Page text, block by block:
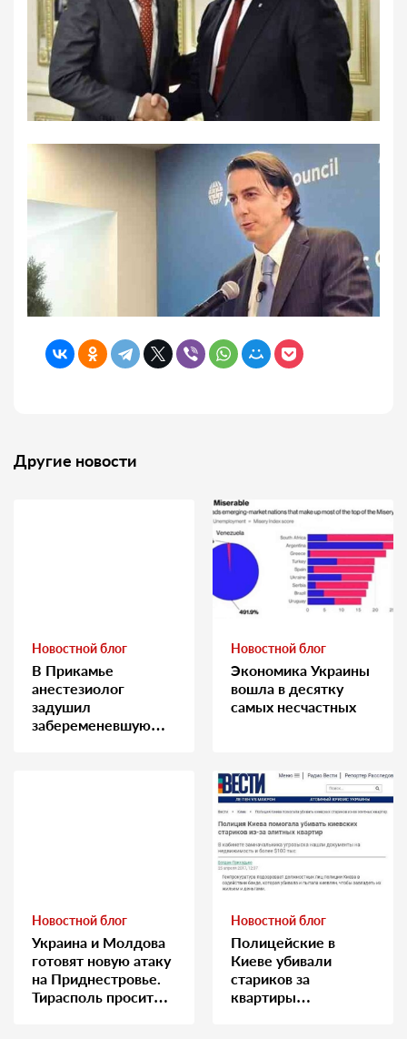
Другие новости
Новостной блог
В Прикамье
анестезиолог
задушил
забеременевшую
Новостной блог
Экономика Украины
вошла в десятку
самых несчастных
Новостной блог
Украина и Молдова
готовят новую атаку
на Приднестровье.
Тирасполь просит
Новостной блог
Полицейские в
Киеве убивали
стариков за
квартиры…